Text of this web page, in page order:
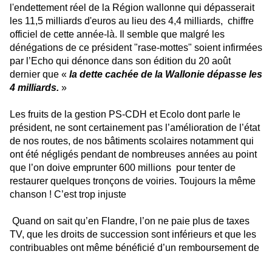
l'endettement réel de la Région wallonne qui dépasserait
les 11,5 milliards d'euros au lieu des 4,4 milliards, chiffre
officiel de cette année-là. Il semble que malgré les
dénégations de ce président "rase-mottes" soient infirmées
par l’Echo qui dénonce dans son édition du 20 août
dernier que « la dette cachée de la Wallonie dépasse les
4 milliards. »
Les fruits de la gestion PS-CDH et Ecolo dont parle le
président, ne sont certainement pas l’amélioration de l’état
de nos routes, de nos bâtiments scolaires notamment qui
ont été négligés pendant de nombreuses années au point
que l’on doive emprunter 600 millions pour tenter de
restaurer quelques tronçons de voiries. Toujours la même
chanson ! C’est trop injuste
Quand on sait qu’en Flandre, l’on ne paie plus de taxes
TV, que les droits de succession sont inférieurs et que les
contribuables ont même bénéficié d’un remboursement de